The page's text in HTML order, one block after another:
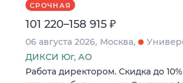
СРОЧНАЯ
101 220–158 915 ₽
06 августа 2026 Москва
ДИКСИ Юг, АО
Работа директором. Скидка до